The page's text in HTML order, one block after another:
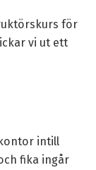
för
vi ut ett
intill
fika ingår